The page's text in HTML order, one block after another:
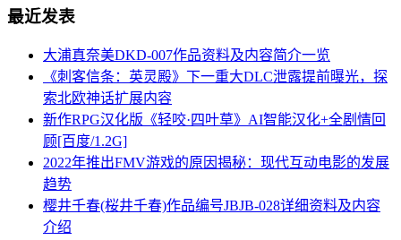
最近发表
大浦真奈美DKD-007作品资料及内容简介一览
《刺客信条：英灵殿》下一重大DLC泄露提前曝光，探
索北欧神话扩展内容
新作RPG汉化版《轻咬·四叶草》AI智能汉化+全剧情回
顾[百度/1.2G]
2022年推出FMV游戏的原因揭秘：现代互动电影的发展
趋势
樱井千春(桜井千春)作品编号JBJB-028详细资料及内容
介绍